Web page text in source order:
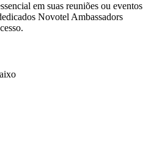
em suas reuniões ou eventos
Novotel Ambassadors